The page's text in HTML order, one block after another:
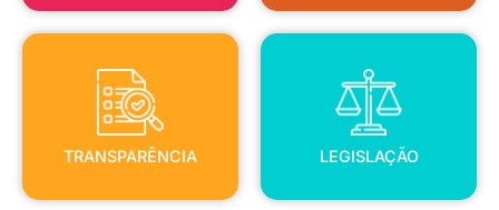
TRANSPARÊNCIA
TRANSPARÊNCIA
LEGISLAÇÃO
LEGISLAÇÃO